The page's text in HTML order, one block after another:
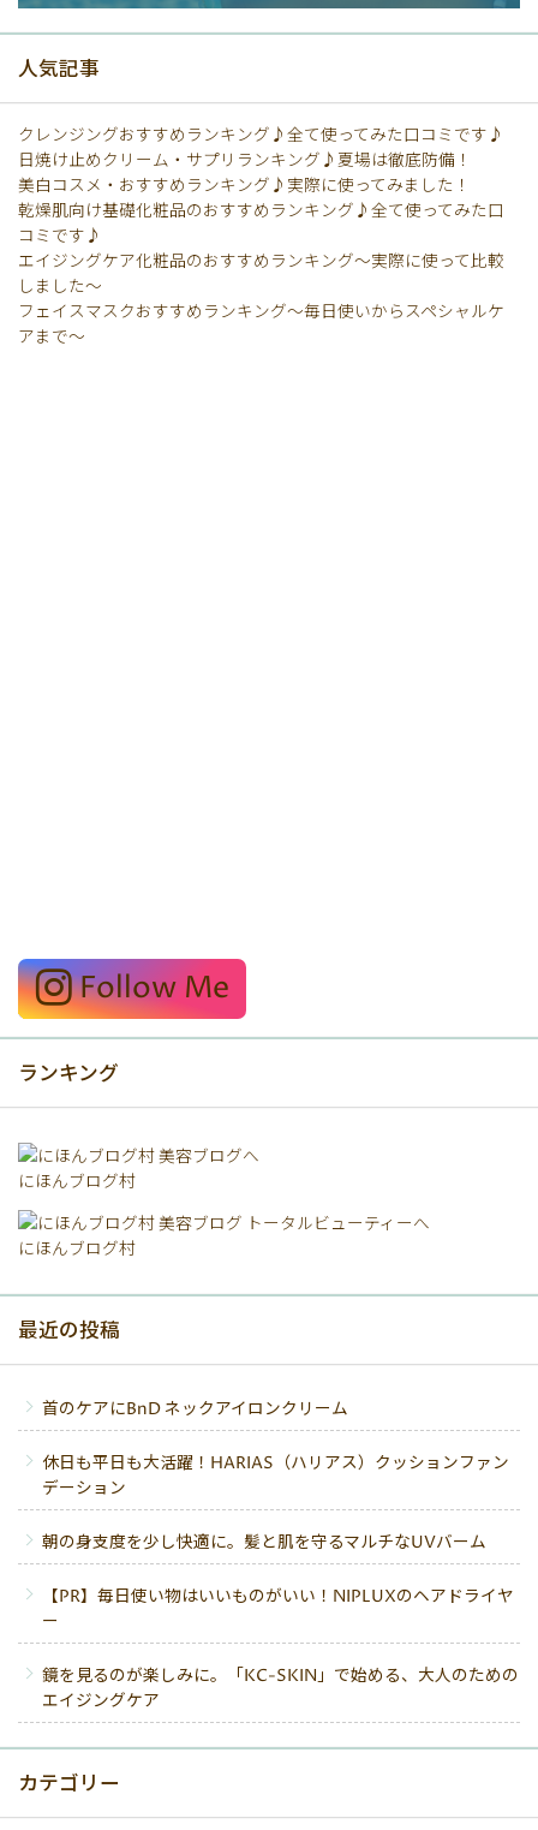
人気記事
クレンジングおすすめランキング♪全て使ってみた口コミです♪
日焼け止めクリーム・サプリランキング♪夏場は徹底防備！
美白コスメ・おすすめランキング♪実際に使ってみました！
乾燥肌向け基礎化粧品のおすすめランキング♪全て使ってみた口
コミです♪
エイジングケア化粧品のおすすめランキング〜実際に使って比較
しました〜
フェイスマスクおすすめランキング〜毎日使いからスペシャルケ
アまで〜
Follow Me
ランキング
にほんブログ村
にほんブログ村
最近の投稿
首のケアにBnD ネックアイロンクリーム
休日も平日も大活躍！HARIAS（ハリアス）クッションファン
デーション
朝の身支度を少し快適に。髪と肌を守るマルチなUVバーム
【PR】毎日使い物はいいものがいい！NIPLUXのヘアドライヤ
ー
鏡を見るのが楽しみに。「KC-SKIN」で始める、大人のための
エイジングケア
カテゴリー